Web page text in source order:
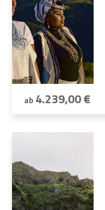
ab 4.239,00 €